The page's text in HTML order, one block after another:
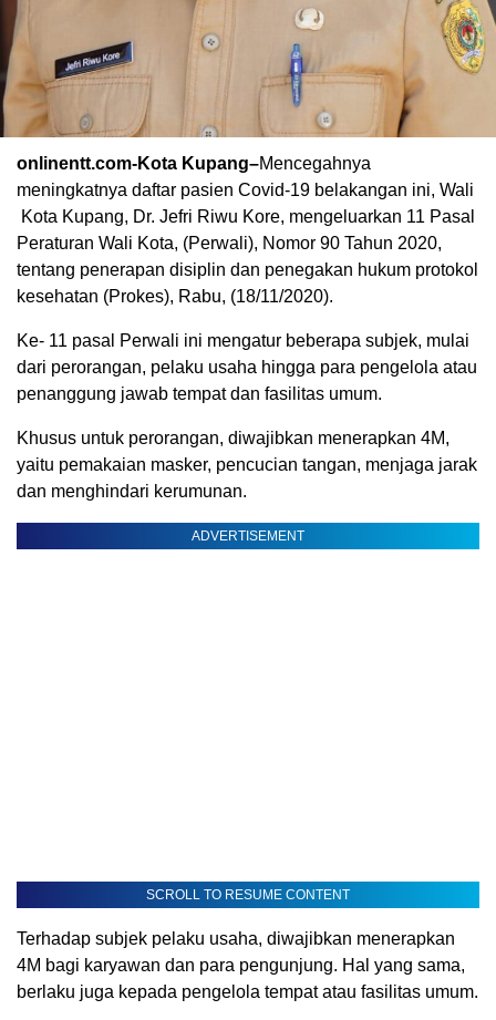
onlinentt.com-Kota Kupang–Mencegahnya
meningkatnya daftar pasien Covid-19 belakangan ini, Wali
Kota Kupang, Dr. Jefri Riwu Kore, mengeluarkan 11 Pasal
Peraturan Wali Kota, (Perwali), Nomor 90 Tahun 2020,
tentang penerapan disiplin dan penegakan hukum protokol
kesehatan (Prokes), Rabu, (18/11/2020).
Ke- 11 pasal Perwali ini mengatur beberapa subjek, mulai
dari perorangan, pelaku usaha hingga para pengelola atau
penanggung jawab tempat dan fasilitas umum.
Khusus untuk perorangan, diwajibkan menerapkan 4M,
yaitu pemakaian masker, pencucian tangan, menjaga jarak
dan menghindari kerumunan.
ADVERTISEMENT
SCROLL TO RESUME CONTENT
Terhadap subjek pelaku usaha, diwajibkan menerapkan
4M bagi karyawan dan para pengunjung. Hal yang sama,
berlaku juga kepada pengelola tempat atau fasilitas umum.